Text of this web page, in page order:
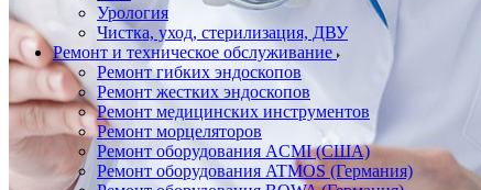
Урология
Чистка, уход, стерилизация, ДВУ
Ремонт и техническое обслуживание
Ремонт гибких эндоскопов
Ремонт жестких эндоскопов
Ремонт медицинских инструментов
Ремонт морцеляторов
Ремонт оборудования ACMI (США)
Ремонт оборудования ATMOS (Германия)